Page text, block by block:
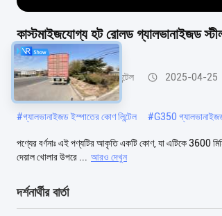
কাস্টমাইজযোগ্য হট রোলড গ্যালভানাইজড স্টীল
গ্যালভানাইজড স্টীল এঙ্গেল লিন্টেল 2025-04-25
#গ্যালভানাইজড ইস্পাতের কোণ লিন্টেল #G350 গ্যালভানাইজড
পণ্যের বর্ণনাঃ এই পণ্যটির আকৃতি একটি কোণ, যা এটিকে 3600
দেয়াল খোলার উপরে ... আরও দেখুন
দর্শনার্থীর বার্তা